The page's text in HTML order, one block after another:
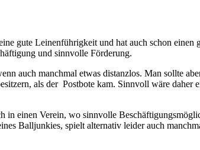
gute Leinenführigkeit und hat auch schon
und sinnvolle Förderung.
auch manchmal etwas distanzlos. Man sollte
als der Postbote kam. Sinnvoll wäre
einen Verein, wo sinnvolle
Balljunkies, spielt alternativ leider auch